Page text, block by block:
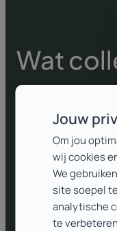
Wat
over
We kunnen veel
werken, maar
dit zijn woorden van
Jouw
Om jou
wij cookies
We
site soepel
analytische
te